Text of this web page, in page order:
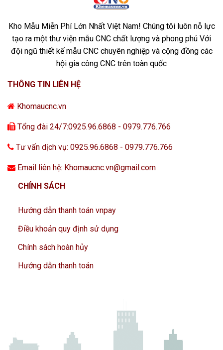
Kho Mẫu Miễn Phí Lớn Nhất Việt Nam! Chúng tôi luôn nỗ lực
tạo ra một thư viện mẫu CNC chất lượng và phong phú Với
đội ngũ thiết kế mẫu CNC chuyên nghiệp và cộng đồng các
hội gia công CNC trên toàn quốc
THÔNG TIN LIÊN HỆ
Khomaucnc.vn
Tổng đài 24/7:0925.96.6868 - 0979.776.766
Tư vấn dịch vụ: 0925.96.6868 - 0979.776.766
Email liên hệ: Khomaucnc.vn@gmail.com
CHÍNH SÁCH
Hướng dẫn thanh toán vnpay
Điều khoản quy định sử dụng
Chính sách hoàn hủy
Hướng dẫn thanh toán